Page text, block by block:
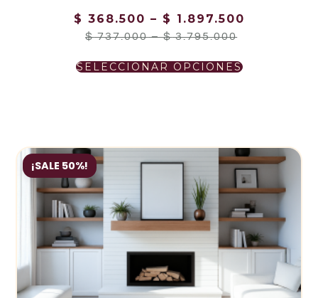
$ 368.500 – $ 1.897.500
$737.000–$3.795.000
SELECCIONAR OPCIONES
¡SALE 50%!